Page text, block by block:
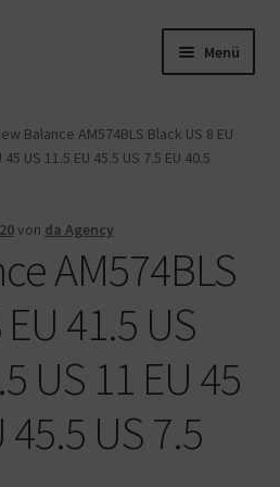
Menü
Balance AM574BLS Black US 8 EU
US 11.5 EU 45.5 US 7.5 EU 40.5
von da Agency
AM574BLS
41.5 US
US 11 EU 45
45.5 US 7.5